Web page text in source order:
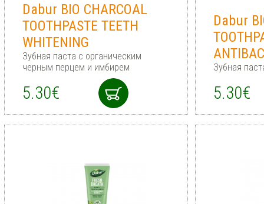
Dabur BIO CHARCOAL
TOOTHPASTE TEETH
WHITENING
Зубная паста с органическим
черным перцем и имбирем
5.30€
Dabur
Зубная
5.30€